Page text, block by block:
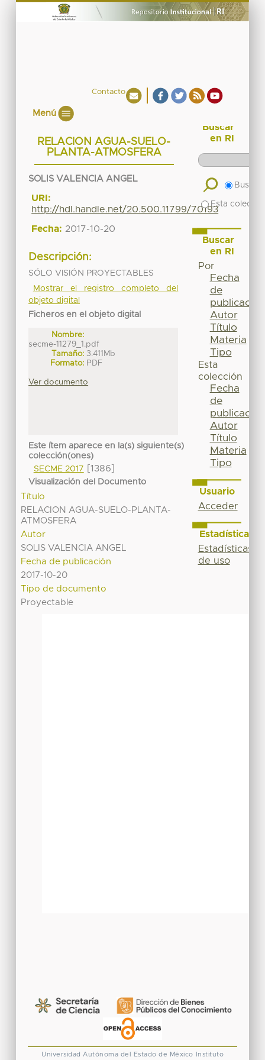
Contacto
Menú
RELACION AGUA-SUELO-
PLANTA-ATMOSFERA
SOLIS VALENCIA ANGEL
URI:
http://hdl.handle.net/20.500.11799/70193
Fecha: 2017-10-20
Descripción:
SÓLO VISIÓN PROYECTABLES
Mostrar el registro completo del
objeto digital
Ficheros en el objeto digital
Nombre:
secme-11279_1.pdf
Tamaño: 3.411Mb
Formato: PDF
Ver documento
Este ítem aparece en la(s) siguiente(s)
colección(ones)
SECME 2017
[1386]
Visualización del Documento
Título
RELACION AGUA-SUELO-PLANTA-
ATMOSFERA
Autor
SOLIS VALENCIA ANGEL
Fecha de publicación
2017-10-20
Tipo de documento
Proyectable
Buscar
en RI
Buscar
Esta
Buscar
en RI
Por
Fecha
de
publicación
Autor
Título
Materia
Tipo
Esta
colección
Fecha
de
publicación
Autor
Título
Materia
Tipo
Usuario
Acceder
Estadísticas
Estadísticas
de uso
Universidad Autónoma del Estado de México Instituto